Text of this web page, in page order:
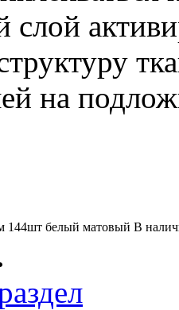
слой
на
144шт белый матовый В